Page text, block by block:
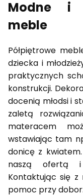
Modne i
meble
Półpiętrowe
dziecka i
praktycznych
konstrukcji.
docenią młodsi i
zaletą
materacem
wstawiając tam
donicę z
naszą ofertą i
Kontaktując się
pomoc przy